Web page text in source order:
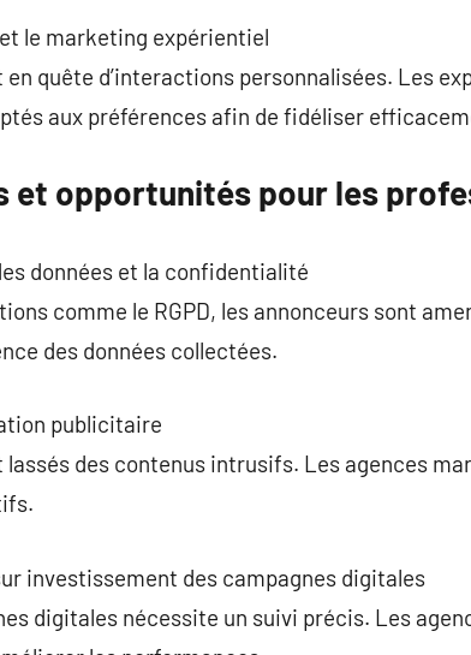
le marketing expérientiel
quête d’interactions personnalisées. Les
aux préférences afin de fidéliser
et opportunités pour les
données et la confidentialité
comme le RGPD, les annonceurs sont
des données collectées.
publicitaire
des contenus intrusifs. Les agences
investissement des campagnes digitales
digitales nécessite un suivi précis. Les